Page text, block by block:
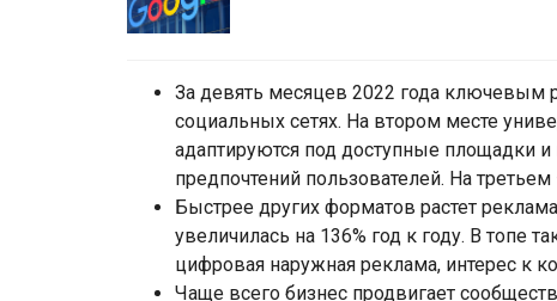
За девять месяцев 2022 года ключевым
социальных сетях. На втором месте
адаптируются под доступные площадки
предпочтений пользователей. На третьем
Быстрее других форматов растет
увеличилась на 136% год к году. В топе
цифровая наружная реклама, интерес к
Чаще всего бизнес продвигает